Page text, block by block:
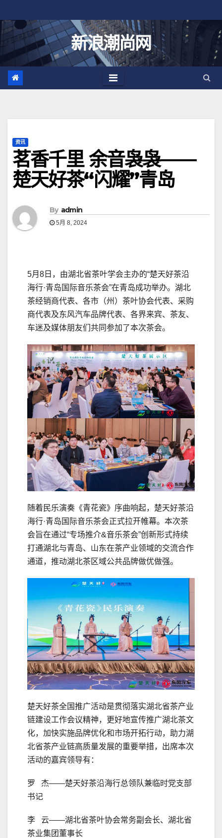
至
新浪潮尚网
资讯
茗香千里 余音袅袅——
楚天好茶“闪耀”青岛
By admin
5月 8, 2024
5月8日，由湖北省茶叶学会主办的“楚天好茶沿
海行·青岛国际音乐茶会”在青岛成功举办。湖北
茶经销商代表、各市（州）茶叶协会代表、采购
商代表及东风汽车品牌代表、各界来宾、茶友、
车迷及媒体朋友们共同参加了本次茶会。
随着民乐演奏《青花瓷》序曲响起，楚天好茶沿
海行·青岛国际音乐茶会正式拉开帷幕。本次茶
会旨在通过“专场推介&音乐茶会”创新形式持续
打通湖北与青岛、山东在茶产业领域的交流合作
通道，推动湖北茶区域公共品牌做优做强。
楚天好茶全国推广活动是贯彻落实湖北省茶产业
链建设工作会议精神，更好地宣传推广湖北茶文
化，加快实施品牌优化和市场开拓行动，助力湖
北省茶产业链高质量发展的重要举措，出席本次
活动的嘉宾领导有：
罗 杰——楚天好茶沿海行总领队兼临时党支部
书记
李 云——湖北省茶叶协会常务副会长、湖北省
茶业集团董事长